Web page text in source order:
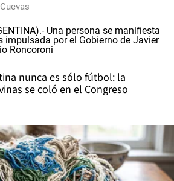
nunca es sólo fútbol: la
se coló en el Congreso